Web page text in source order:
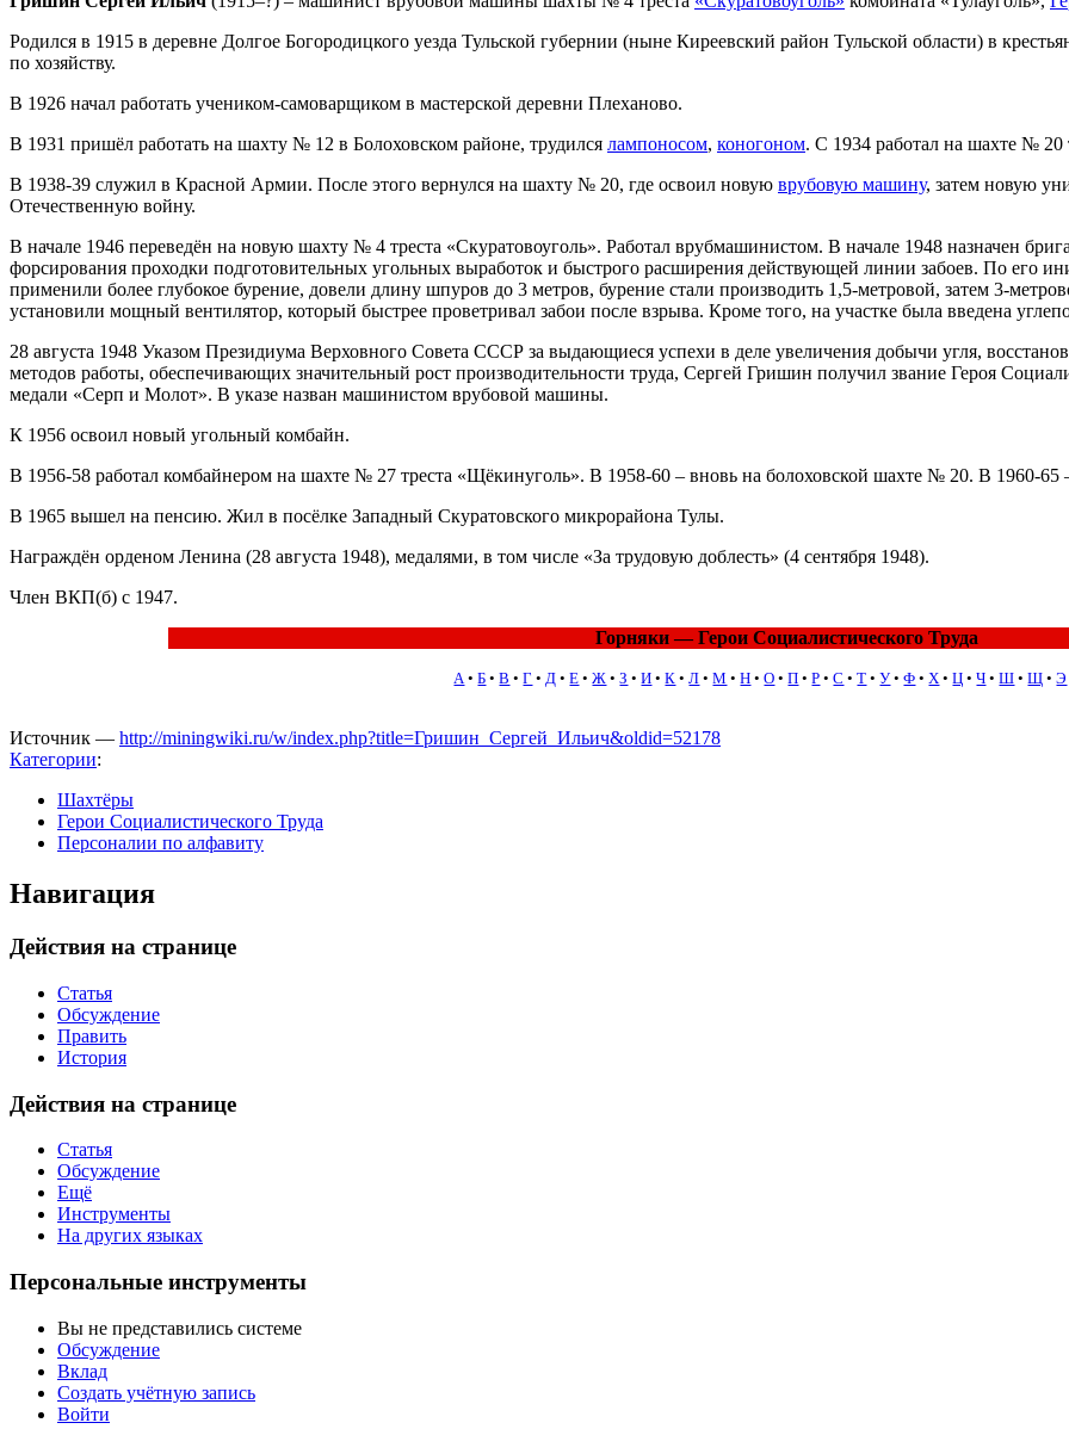
Родился в 1915 в деревне Долгое Богородицкого уезда Тульской губернии (ныне Киреевский район Тульской области) в
по хозяйству.
В 1926 начал работать учеником-самоварщиком в мастерской деревни Плеханово.
В 1931 пришёл работать на шахту № 12 в Болоховском районе, трудился лампоносом, коногоном. С 1934 работал на шахте № 20
В 1938-39 служил в Красной Армии. После этого вернулся на шахту № 20, где освоил новую врубовую машину, затем новую
Отечественную войну.
В начале 1946 переведён на новую шахту № 4 треста «Скуратовоуголь». Работал врубмашинистом. В начале 1948 назначен
форсирования проходки подготовительных угольных выработок и быстрого расширения действующей линии забоев. По его
применили более глубокое бурение, довели длину шпуров до 3 метров, бурение стали производить 1,5-метровой, затем 3-
установили мощный вентилятор, который быстрее проветривал забои после взрыва. Кроме того, на участке была введена
28 августа 1948 Указом Президиума Верховного Совета СССР за выдающиеся успехи в деле увеличения добычи угля,
методов работы, обеспечивающих значительный рост производительности труда, Сергей Гришин получил звание Героя
медали «Серп и Молот». В указе назван машинистом врубовой машины.
К 1956 освоил новый угольный комбайн.
В 1956-58 работал комбайнером на шахте № 27 треста «Щёкинуголь». В 1958-60 ‒ вновь на болоховской шахте № 20. В 1960-
В 1965 вышел на пенсию. Жил в посёлке Западный Скуратовского микрорайона Тулы.
Награждён орденом Ленина (28 августа 1948), медалями, в том числе «За трудовую доблесть» (4 сентября 1948).
Член ВКП(б) с 1947.
Горняки — Герои Социалистического Труда
А•Б •В •Г •Д •Е •Ж •З •И •К •Л •М •Н •О •П •Р •С •Т •У •Ф •Х •Ц •Ч •Ш •Щ •Э
Источник — http://miningwiki.ru/w/index.php?title=Гришин_Сергей_Ильич&oldid=52178
Категории:
Шахтёры
Герои Социалистического Труда
Персоналии по алфавиту
Навигация
Действия на странице
Статья
Обсуждение
Править
История
Действия на странице
Статья
Обсуждение
Ещё
Инструменты
На других языках
Персональные инструменты
Вы не представились системе
Обсуждение
Вклад
Создать учётную запись
Войти